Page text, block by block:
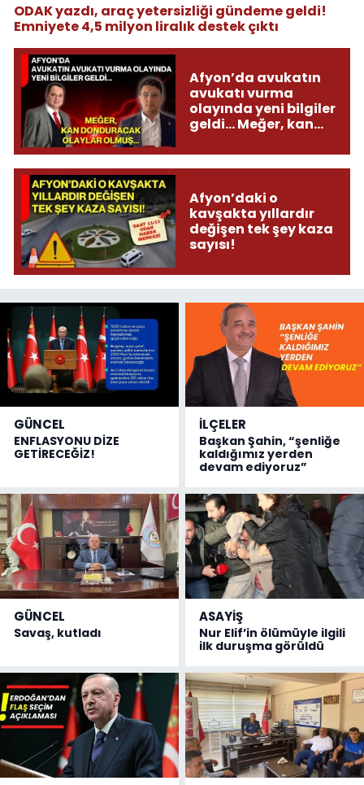
ODAK yazdı, araç yetersizliği gündeme geldi!
Emniyete 4,5 milyon liralık destek çıktı
Afyon’da avukatın
avukatı vurma
olayında yeni bilgiler
geldi... Meğer, kan
olmuş...
Afyon’daki o
kavşakta yıllardır
değişen tek şey kaza
sayısı!
GÜNCEL
ENFLASYONU DİZE
GETİRECEĞİZ!
İLÇELER
Başkan Şahin, “şenliğe
kaldığımız yerden
devam ediyoruz”
GÜNCEL
Savaş, kutladı
ASAYİŞ
Nur Elif’in ölümüyle ilgili
ilk duruşma görüldü